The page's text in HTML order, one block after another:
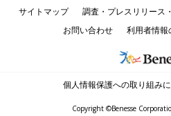
サイトマップ
調査・プレスリリース
お問い合わせ
利用者情報
個人情報保護への取り組み
Copyright ©Benesse